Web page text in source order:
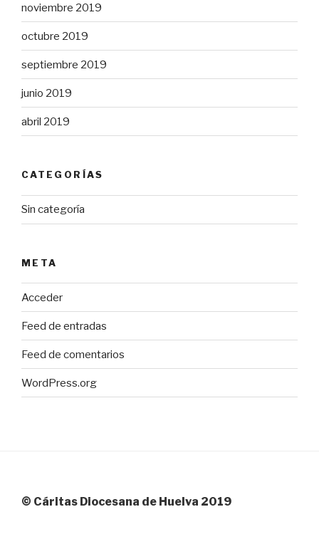
noviembre 2019
octubre 2019
septiembre 2019
junio 2019
abril 2019
CATEGORÍAS
Sin categoría
META
Acceder
Feed de entradas
Feed de comentarios
WordPress.org
© Cáritas Diocesana de Huelva 2019